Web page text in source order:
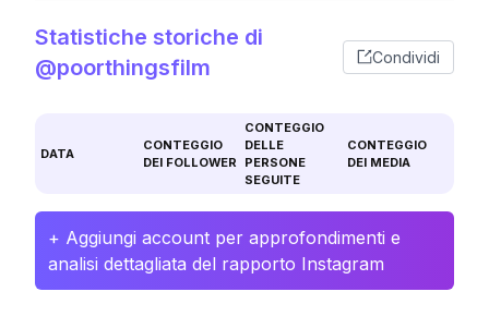
Statistiche storiche di
@poorthingsfilm
Condividi
DATA
CONTEGGIO
DEI FOLLOWER
CONTEGGIO
DELLE
PERSONE
SEGUITE
CONTEGGIO
DEI MEDIA
+ Aggiungi account per approfondimenti e
analisi dettagliata del rapporto Instagram